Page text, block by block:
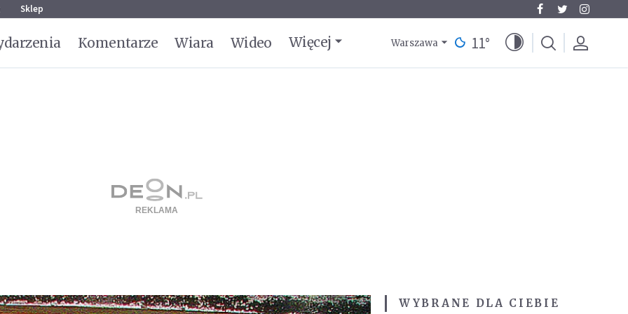
Sklep
Komentarze Wiara Wideo Więcej Warszawa 11°
WYBRANE DLA CIEBIE